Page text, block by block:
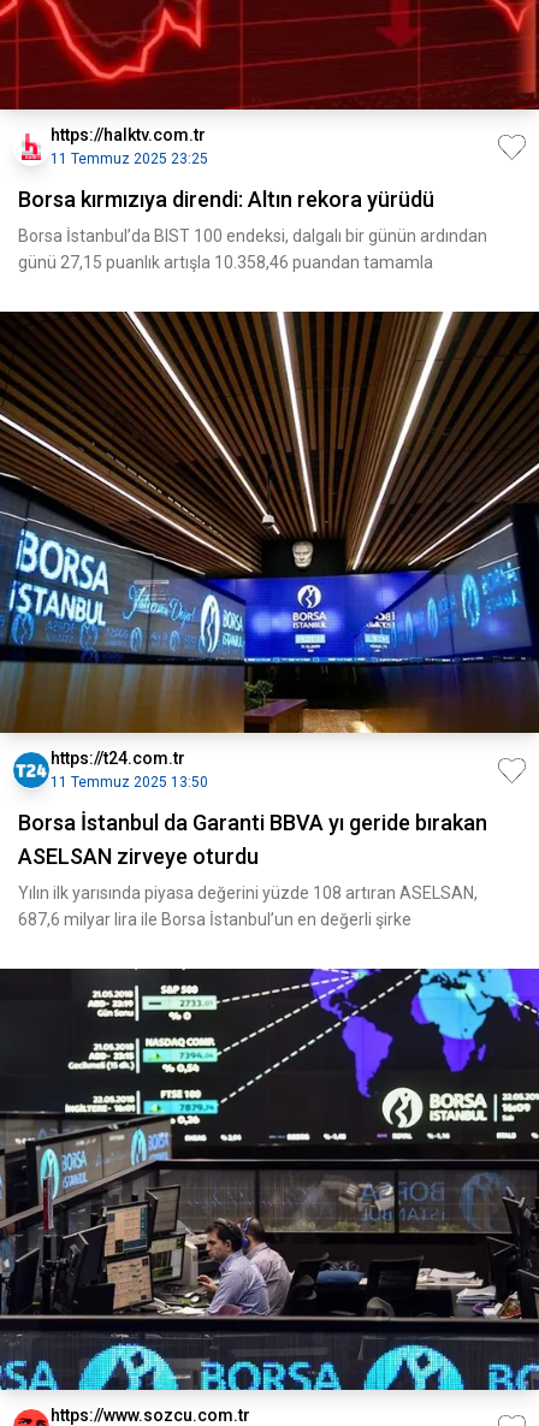
https://halktv.com.tr
11 Temmuz 2025 23:25
Borsa kırmızıya direndi: Altın rekora yürüdü
Borsa İstanbul’da BIST 100 endeksi, dalgalı bir günün ardından
günü 27,15 puanlık artışla 10.358,46 puandan tamamla
https://t24.com.tr
11 Temmuz 2025 13:50
Borsa İstanbul da Garanti BBVA yı geride bırakan
ASELSAN zirveye oturdu
Yılın ilk yarısında piyasa değerini yüzde 108 artıran ASELSAN,
687,6 milyar lira ile Borsa İstanbul’un en değerli şirke
https://www.sozcu.com.tr